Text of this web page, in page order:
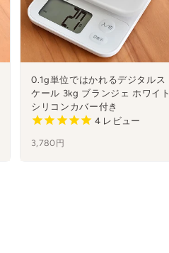
0.1g単位ではかれるデジタルス
ケール 3kg ブランジェ ホワイト
シリコンカバー付き
4レビュー
3,780円